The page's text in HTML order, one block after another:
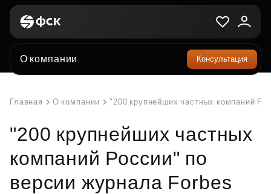
О компании Консультация
Главная О компании "200 крупнейших частных компаний
"200 крупнейших частных
компаний России" по
версии журнала Forbes